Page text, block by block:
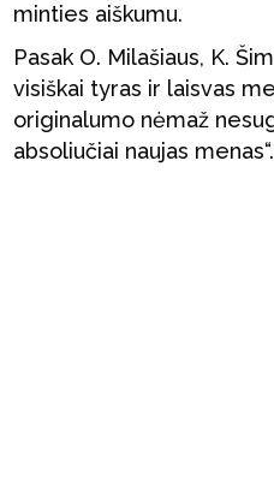
minties aiškumu.
Pasak O. Milašiaus, K.
visiškai tyras ir laisvas
originalumo nėmaž
absoliučiai naujas menas“.